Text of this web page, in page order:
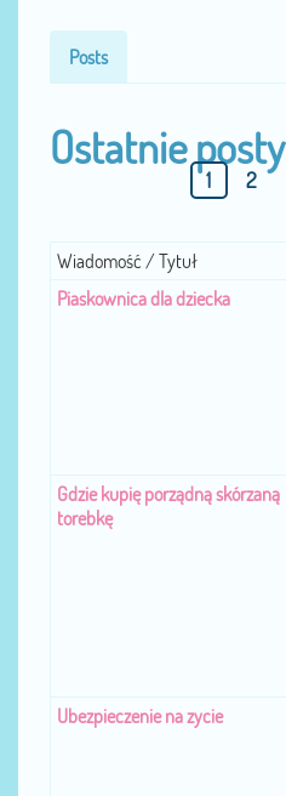
Posts
Ostatnie posty
1 2
Wiadomość / Tytuł
Piaskownica dla dziecka
Gdzie kupię porządną skórzaną
torebkę
Ubezpieczenie na zycie